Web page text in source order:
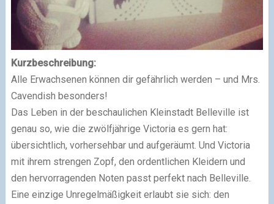
Kurzbeschreibung:
Alle Erwachsenen können dir gefährlich werden – und Mrs.
Cavendish besonders!
Das Leben in der beschaulichen Kleinstadt Belleville ist
genau so, wie die zwölfjährige Victoria es gern hat:
übersichtlich, vorhersehbar und aufgeräumt. Und Victoria
mit ihrem strengen Zopf, den ordentlichen Kleidern und
den hervorragenden Noten passt perfekt nach Belleville.
Eine einzige Unregelmäßigkeit erlaubt sie sich: den